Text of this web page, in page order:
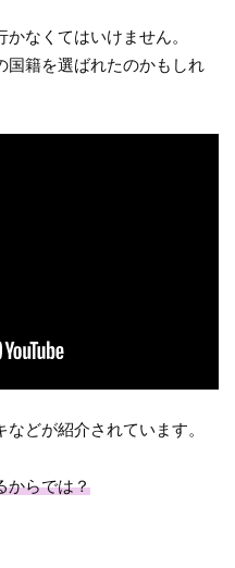
かなくてはいけません。
国籍を選ばれたのかもしれ
どが紹介されています。
からでは？